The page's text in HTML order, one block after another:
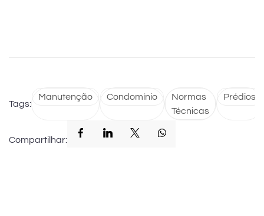
Tags:
Manutenção Condomínio
Normas
Técnicas
Prédios
Compartilhar: